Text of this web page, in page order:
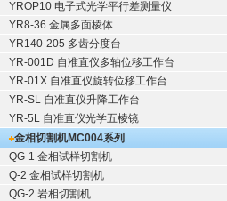
YROP10 电子式光学平行差测量仪
YR8-36 金属多面棱体
YR140-205 多齿分度台
YR-001D 自准直仪多轴位移工作台
YR-01X 自准直仪旋转位移工作台
YR-SL 自准直仪升降工作台
YR-5L 自准直仪光学五棱镜
金相切割机MC004系列
QG-1 金相试样切割机
Q-2 金相试样切割机
QG-2 岩相切割机